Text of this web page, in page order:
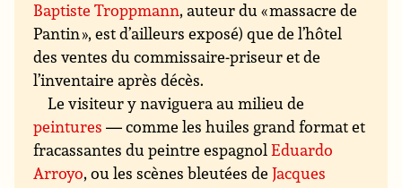
Baptiste Troppmann, auteur du « massacre de
Pantin », est d’ailleurs exposé) que de l’hôtel
des ventes du commissaire-priseur et de
l’inventaire après décès.
Le visiteur y naviguera au milieu de
peintures — comme les huiles grand format et
fracassantes du peintre espagnolEduardo
Arroyo, ou les scènes bleutées deJacques